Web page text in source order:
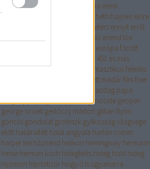
sziget lehetősége
éhezők viadala elemi
elizabeth haynes előre
elvis peeters ennyit erről
erdő erlend loe
európa f.scott
fahrenheit 451 és más
történetekfanatikus fantasztikusfeledés
festett madárfilm foer
gazdag papa
szegény papageneral pressgenocide geopen
george orwell gerlóczy márton gillian flynn
göncöl gondolat groteszk gyilkosság világvége
előtt halálraítélt halál angyala harlan coben
harper lee házirend helikon hemingway hermann
hesse herman koch hideglelés hideg hold hideg
nyomon hipnotizőr hogy ő is ugyanarra